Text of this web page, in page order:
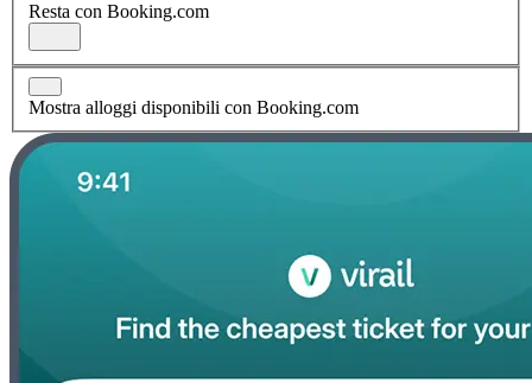
Resta con Booking.com
Mostra alloggi disponibili con Booking.com